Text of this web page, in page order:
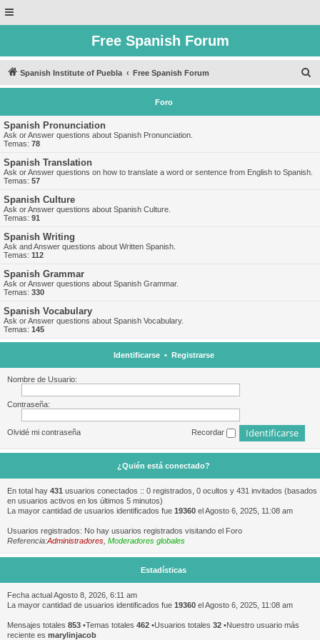
Free Spanish Forum
Spanish Institute of Puebla Free Spanish Forum
u
Foro
Spanish Pronunciation
Ask or Answer questions about Spanish Pronunciation.
Temas: 78
Spanish Translation
Ask or Answer questions on how to translate a word or sentence from English to Spanish.
Temas: 57
Spanish Culture
Ask or Answer questions about Spanish Culture.
Temas: 91
Spanish Writing
Ask and Answer questions about Written Spanish.
Temas: 112
Spanish Grammar
Ask or Answer questions about Spanish Grammar.
Temas: 330
Spanish Vocabulary
Ask or Answer questions about Spanish Vocabulary.
Temas: 145
Identificarse• Registrarse
Nombre de Usuario:
Contraseña:
Olvidé mi contraseña Recordar
¿Quién está conectado?
En total hay 431 usuarios conectados :: 0 registrados, 0 ocultos y 431 invitados (basados
en usuarios activos en los últimos 5 minutos)
La mayor cantidad de usuarios identificados fue 19360 el Agosto 6, 2025, 11:08 am
Usuarios registrados: No hay usuarios registrados visitando el Foro
Referencia:Administradores Moderadores globales
Estadísticas
Fecha actual Agosto 8, 2026, 6:11 am
La mayor cantidad de usuarios identificados fue 19360 el Agosto 6, 2025, 11:08 am
Mensajes totales 853 •Temas totales 462 •Usuarios totales 32 •Nuestro usuario más
reciente es marylinjacob